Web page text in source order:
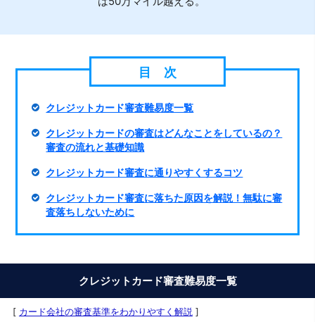
クレジットカード審査難易度一覧
クレジットカードの審査はどんなことをしているの？
審査の流れと基礎知識
クレジットカード審査に通りやすくするコツ
クレジットカード審査に落ちた原因を解説！無駄に審
査落ちしないために
クレジットカード審査難易度一覧
[ カード会社の審査基準をわかりやすく解説 ]